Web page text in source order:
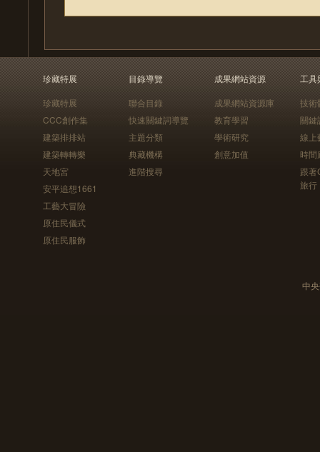
珍藏特展
珍藏特展
CCC創作集
建築排排站
建築轉轉樂
天地宮
安平追想1661
工藝大冒險
原住民儀式
原住民服飾
目錄導覽
聯合目錄
快速關鍵詞導覽
主題分類
典藏機構
進階搜尋
成果網站資源
成果網站資源庫
教育學習
學術研究
創意加值
工具
技術
關鍵
線上
時間
跟
旅行
中